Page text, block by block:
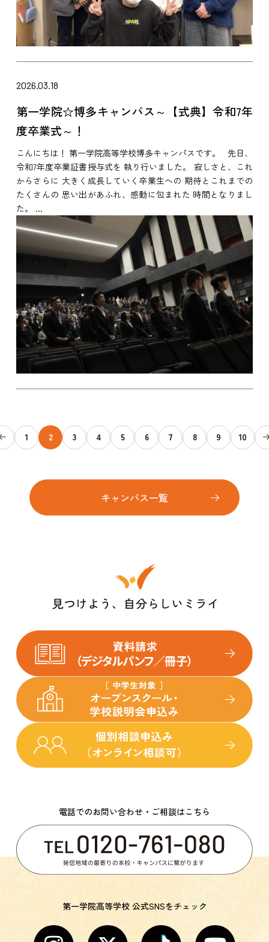
2026.03.18
第一学院☆博多キャンパス～【式典】令和7年
度卒業式～！
こんにちは！ 第一学院高等学校博多キャンパスです。 先日、
令和7年度卒業証書授与式を 執り行いました。 寂しさと、これ
からさらに 大きく成長していく卒業生への 期待とこれまでの
たくさんの 思い出があふれ、感動に包まれた 時間となりまし
た。 ...
1 2 3 4 5 6 7 8 9 10
キャンパス一覧
電話でのお問い合わせ・ご相談はこちら
第一学院高等学校 公式SNSをチェック